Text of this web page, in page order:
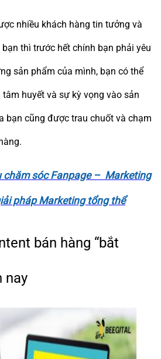
nhiều khách hàng tin tưởng và
thì trước hết chính bạn phải yêu
sản phẩm của mình, bạn có thể
huyết và sự kỳ vọng vào sản
bạn cũng được trau chuốt và chạm
chăm sóc Fanpage – Marketing
pháp Marketing tổng thể
bán hàng “bắt
nay